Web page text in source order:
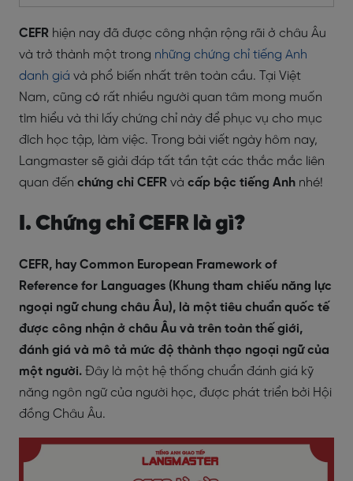
CEFR hiện nay đã được công nhận rộng rãi ở châu Âu
và trở thành một trong những chứng chỉ tiếng Anh
danh giá và phổ biến nhất trên toàn cầu. Tại Việt
Nam, cũng có rất nhiều người quan tâm mong muốn
tìm hiểu và thi lấy chứng chỉ này để phục vụ cho mục
đích học tập, làm việc. Trong bài viết ngày hôm nay,
Langmaster sẽ giải đáp tất tần tật các thắc mắc liên
quan đến chứng chỉ CEFR và cấp bậc tiếng Anh nhé!
I. Chứng chỉ CEFR là gì?
CEFR, hay Common European Framework of
Reference for Languages (Khung tham chiếu năng lực
ngoại ngữ chung châu Âu), là một tiêu chuẩn quốc tế
được công nhận ở châu Âu và trên toàn thế giới,
đánh giá và mô tả mức độ thành thạo ngoại ngữ của
một người. Đây là một hệ thống chuẩn đánh giá kỹ
năng ngôn ngữ của người học, được phát triển bởi Hội
đồng Châu Âu.